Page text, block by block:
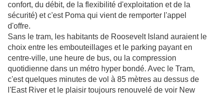
confort, du débit, de la flexibilité d'exploitation et de la
sécurité) et c'est Poma qui vient de remporter l'appel
d'offre.
Sans le tram, les habitants de Roosevelt Island auraient le
choix entre les embouteillages et le parking payant en
centre-ville, une heure de bus, ou la compression
quotidienne dans un métro hyper bondé. Avec le Tram,
c'est quelques minutes de vol à 85 mètres au dessus de
l'East River et le plaisir toujours renouvelé de voir New